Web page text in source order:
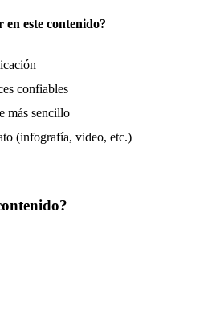
este contenido?
confiables
más sencillo
(infografía, video, etc.)